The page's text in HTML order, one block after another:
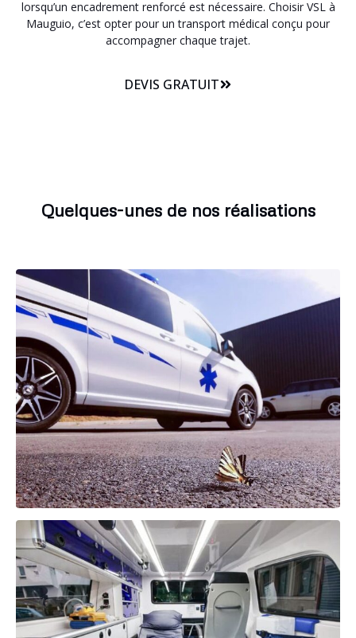
lorsqu’un encadrement renforcé est nécessaire. Choisir VSL à
Mauguio, c’est opter pour un transport médical conçu pour
accompagner chaque trajet.
DEVIS GRATUIT
Quelques-unes de nos réalisations